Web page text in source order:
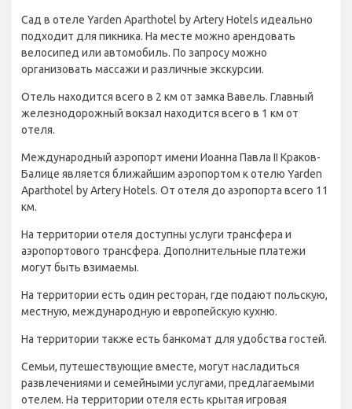
Сад в отеле Yarden Aparthotel by Artery Hotels идеально
подходит для пикника. На месте можно арендовать
велосипед или автомобиль. По запросу можно
организовать массажи и различные экскурсии.
Отель находится всего в 2 км от замка Вавель. Главный
железнодорожный вокзал находится всего в 1 км от
отеля.
Международный аэропорт имени Иоанна Павла II Краков-
Балице является ближайшим аэропортом к отелю Yarden
Aparthotel by Artery Hotels. От отеля до аэропорта всего 11
км.
На территории отеля доступны услуги трансфера и
аэропортового трансфера. Дополнительные платежи
могут быть взимаемы.
На территории есть один ресторан, где подают польскую,
местную, международную и европейскую кухню.
На территории также есть банкомат для удобства гостей.
Семьи, путешествующие вместе, могут насладиться
развлечениями и семейными услугами, предлагаемыми
отелем. На территории отеля есть крытая игровая